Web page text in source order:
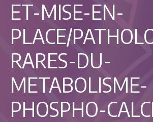
ET-MISE-EN-
PLACE/
RARES-DU-
METABOLISME-
PHOSPHO-